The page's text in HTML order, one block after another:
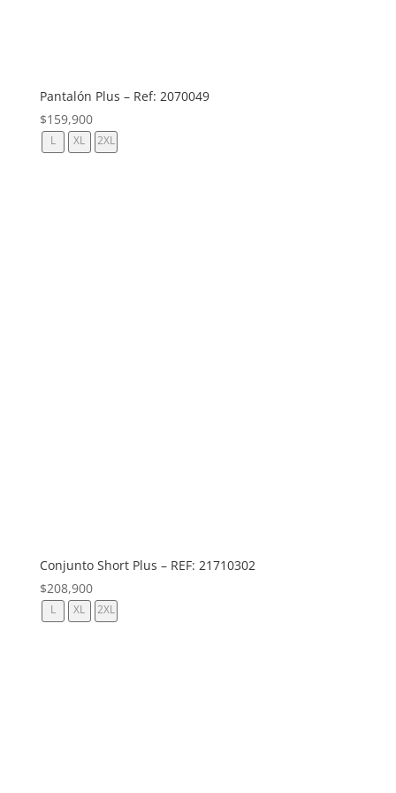
Pantalón Plus – Ref: 2070049
$159,900
L XL 2XL
Conjunto Short Plus – REF: 21710302
$208,900
L XL 2XL